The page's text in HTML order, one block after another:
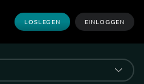
LOSLEGEN EINLOGGEN